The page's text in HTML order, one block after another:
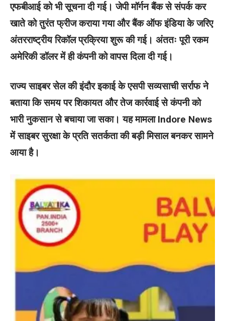
एफबीआई को भी सूचना दी गई। जेपी मॉर्गन बैंक से संपर्क कर
खाते को तुरंत फ्रीज कराया गया और बैंक ऑफ इंडिया के जरिए
अंतरराष्ट्रीय रिकॉल प्रक्रिया शुरू की गई। अंततः पूरी रकम
अमेरिकी डॉलर में ही कंपनी को वापस दिला दी गई।
राज्य साइबर सेल की इंदौर इकाई के एसपी सव्यसाची सर्राफ ने
बताया कि समय पर शिकायत और तेज कार्रवाई से कंपनी को
भारी नुकसान से बचाया जा सका। यह मामला Indore News
में साइबर सुरक्षा के प्रति सतर्कता की बड़ी मिसाल बनकर सामने
आया है।